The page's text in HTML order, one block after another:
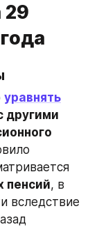
29
уравнять
другими
пенсий, в
вследствие